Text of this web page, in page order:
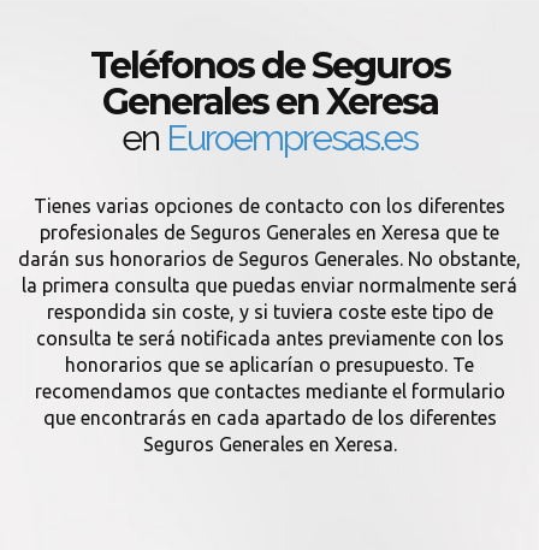
Teléfonos de Seguros
Generales en Xeresa
en Euroempresas.es
Tienes varias opciones de contacto con los diferentes
profesionales de Seguros Generales en Xeresa que te
darán sus honorarios de Seguros Generales. No obstante,
la primera consulta que puedas enviar normalmente será
respondida sin coste, y si tuviera coste este tipo de
consulta te será notificada antes previamente con los
honorarios que se aplicarían o presupuesto. Te
recomendamos que contactes mediante el formulario
que encontrarás en cada apartado de los diferentes
Seguros Generales en Xeresa.